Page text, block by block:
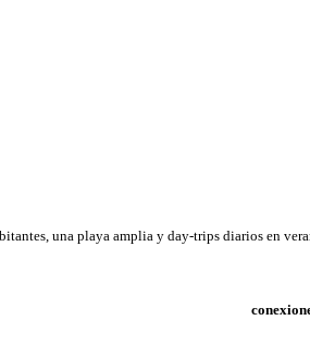
una playa amplia y day-trips diarios en